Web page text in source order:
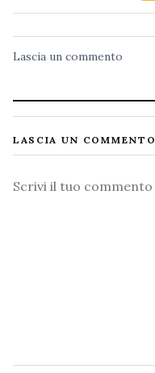
Lascia un commento
LASCIA UN COMMENTO
Commento